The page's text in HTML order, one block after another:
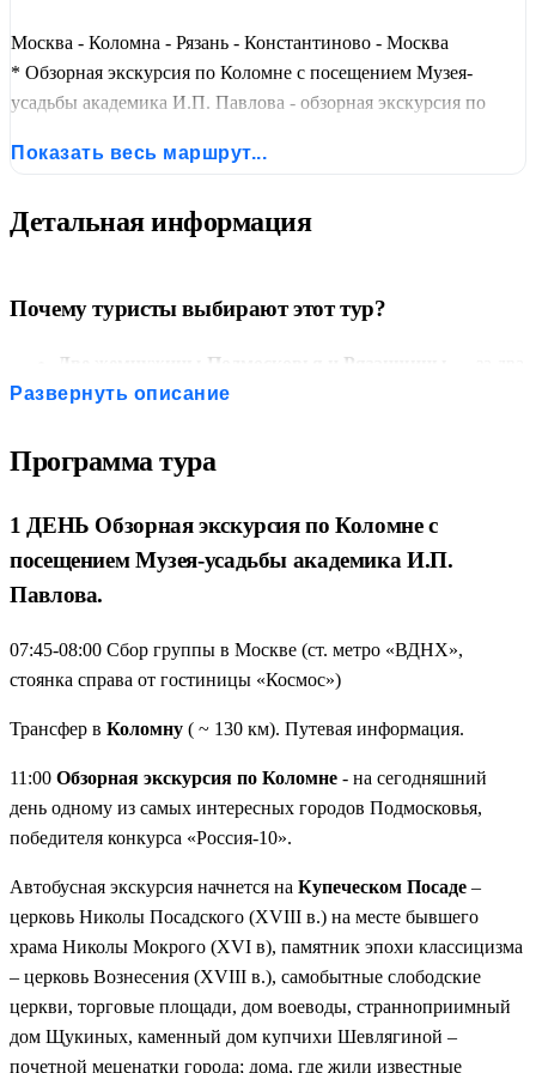
Литературный музейс личными вещами поэта. Пора
выбирать отдых в России!
Москва - Коломна - Рязань - Константиново - Москва
* Обзорная экскурсия по Коломне с посещением Музея-
усадьбы академика И.П. Павлова - обзорная экскурсия по
поэмы «Анна Снегина» и Литературного музея
Показать весь маршрут...
Детальная информация
Почему туристы выбирают этот тур?
Две жемчужины Подмосковья и Рязанщины
дня вы увидите Коломну с ее кремлем и купеческой
собором и Константиново — родину Сергея Есенина.
Усадьба первого русского нобелевского лауреата
посещение подлинного дома академика И.П. Павлова:
воссозданный быт, сад, надворные постройки и
экспозиция, посвященная научным открытиям, которые
изменили мир.
возможность побывать в доме помещицы Кашиной, где
воссоздан интерьер начала XX века и раскрыта история
создания поэмы «Анна Снегина», а также увидеть
Идеальный формат выходных: всё включено—
комфортабельный автобус из Москвы (м. ВДНХ),
проживание в Рязани, завтрак, обеды и ужины (в
экскурсионное сопровождение. Никаких лишних
хлопот — только впечатления.
Готово. Если нужно что-то скорректировать (акценты, смена
отелей, стилистика), скажите.
Развернуть описание
Программа тура
1 ДЕНЬ Обзорная экскурсия по Коломне с
посещением Музея-усадьбы академика И.П.
Павлова.
07:45-08:00 Сбор группы в Москве (ст. метро «ВДНХ»,
стоянка справа от гостиницы «Космос»)
Трансфер в Коломну ( ~ 130 км). Путевая информация.
11:00 Обзорная экскурсия по Коломне - на сегодняшний
день одному из самых интересных городов Подмосковья,
победителя конкурса «Россия-10».
Автобусная экскурсия начнется на Купеческом Посаде –
церковь Николы Посадского (XVIII в.) на месте бывшего
храма Николы Мокрого (XVI в), памятник эпохи классицизма
– церковь Вознесения (XVIII в.), самобытные слободские
церкви, торговые площади, дом воеводы, странноприимный
дом Щукиных, каменный дом купчихи Шевлягиной –
почетной меценатки города; дома, где жили известные